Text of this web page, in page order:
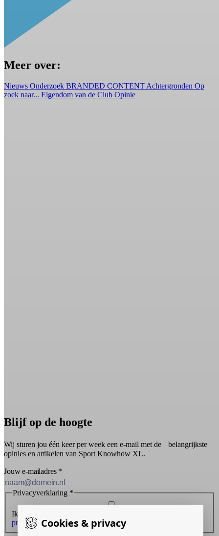
Cookies & privacy
Meer over:
Nieuws Onderzoek BRANDED CONTENT Achtergronden Op
zoek naar... Eigendom van de Club Opinie
Blijf op de hoogte
Wij sturen jou één keer per week een e-mail met de belangrijkste
opinies en artikelen van Sport Knowhow XL.
Jouw e-mailadres *
Privacyverklaring *
Ik ontvang graag de nieuwsbrief en ga akkoord met de
privacyverklaring.